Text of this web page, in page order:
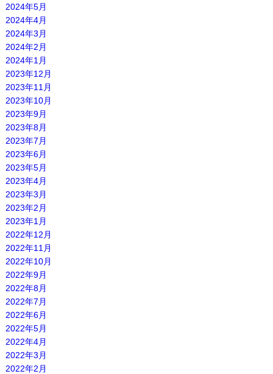
2024年5月
2024年4月
2024年3月
2024年2月
2024年1月
2023年12月
2023年11月
2023年10月
2023年9月
2023年8月
2023年7月
2023年6月
2023年5月
2023年4月
2023年3月
2023年2月
2023年1月
2022年12月
2022年11月
2022年10月
2022年9月
2022年8月
2022年7月
2022年6月
2022年5月
2022年4月
2022年3月
2022年2月